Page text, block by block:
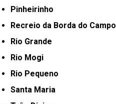
Pinheirinho
Recreio da Borda do Campo
Rio Grande
Rio Mogi
Rio Pequeno
Santa Maria